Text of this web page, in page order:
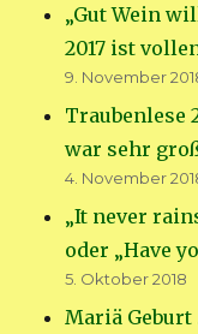
„Gut Wein
2017 ist
9. November
Traubenlese
war sehr
4. November
„It never
oder „Have
5. Oktober 2018
Mariä Geburt